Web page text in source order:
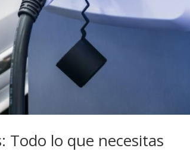
Todo lo que necesitas